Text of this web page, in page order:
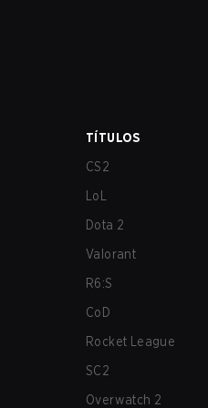
TÍTULOS
CS2
LoL
Dota 2
Valorant
R6:S
CoD
Rocket League
SC2
Overwatch 2